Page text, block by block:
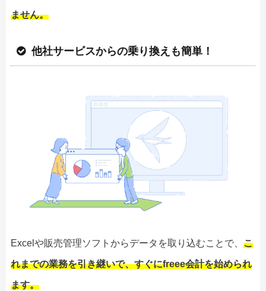
ません。
他社サービスからの乗り換えも簡単！
Excelや販売管理ソフトからデータを取り込むことで、 こ
れまでの業務を引き継いで、すぐにfreee会計を始められ
ます。